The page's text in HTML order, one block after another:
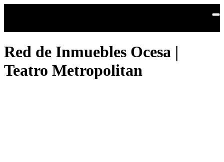
Red de Inmuebles Ocesa |
Teatro Metropolitan